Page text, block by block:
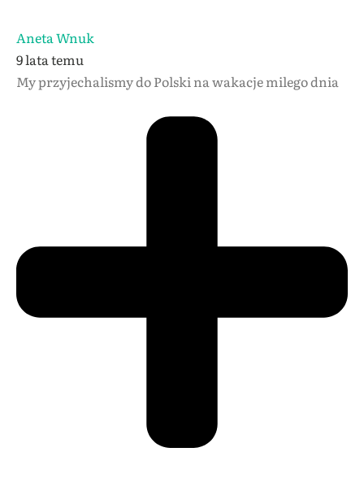
Aneta Wnuk
9 lata temu
My przyjechalismy do Polski na wakacje milego dnia